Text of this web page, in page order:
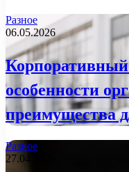
Разное
06.05.2026
особенности
преимущества
Разное
27.04.2026